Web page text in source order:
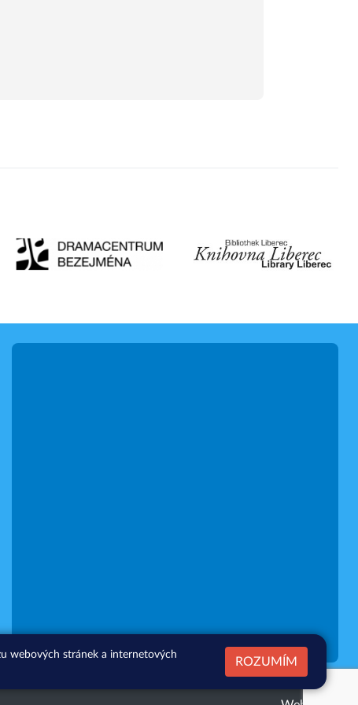
webových stránek a internetových
ROZUMÍM